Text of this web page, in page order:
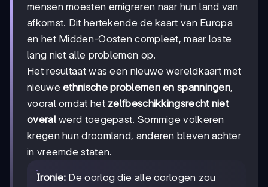
mensen moesten emigreren naar hun land van
afkomst. Dit hertekende de kaart van Europa
en het Midden-Oosten compleet, maar loste
lang niet alle problemen op.
Het resultaat was een nieuwe wereldkaart met
nieuweethnische problemen en spanningen,
vooral omdat het zelfbeschikkingsrecht niet
overalwerd toegepast. Sommige volkeren
kregen hun droomland, anderen bleven achter
in vreemde staten.
Ironie: De oorlog die alle oorlogen zou